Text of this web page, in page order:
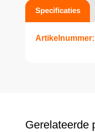
Specificaties
Artikelnummer:
Gerelateerde